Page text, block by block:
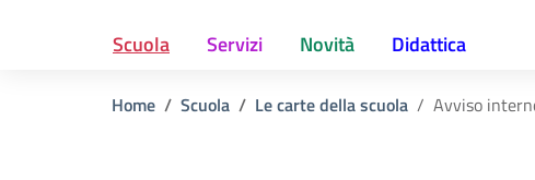
Scuola Servizi Novità Didattica
Home Scuola Le carte della scuola Avviso